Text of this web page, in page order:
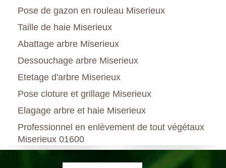
Pose de gazon en rouleau Miserieux
Taille de haie Miserieux
Abattage arbre Miserieux
Dessouchage arbre Miserieux
Etetage d'arbre Miserieux
Pose cloture et grillage Miserieux
Elagage arbre et haie Miserieux
Professionnel en enlèvement de tout végétaux
Miserieux 01600